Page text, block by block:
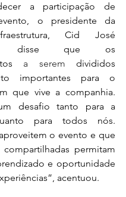
a participação de
o presidente da
Cid José
disse que os
a serem divididos
importantes para o
que vive a companhia.
desafio tanto para a
para todos nós.
o evento e que
compartilhadas permitam
e oportunidade
acentuou.